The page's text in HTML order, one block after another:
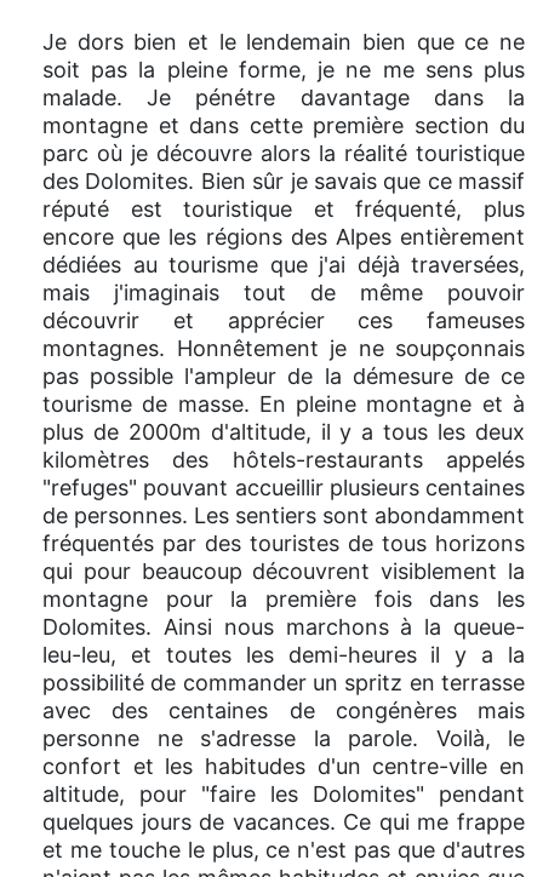
Je dors bien et le lendemain bien que ce ne
soit pas la pleine forme, je ne me sens plus
malade. Je pénétre davantage dans la
montagne et dans cette première section du
parc où je découvre alors la réalité touristique
des Dolomites. Bien sûr je savais que ce massif
réputé est touristique et fréquenté, plus
encore que les régions des Alpes entièrement
dédiées au tourisme que j'ai déjà traversées,
mais j'imaginais tout de même pouvoir
découvrir et apprécier ces fameuses
montagnes. Honnêtement je ne soupçonnais
pas possible l'ampleur de la démesure de ce
tourisme de masse. En pleine montagne et à
plus de 2000m d'altitude, il y a tous les deux
kilomètres des hôtels-restaurants appelés
"refuges" pouvant accueillir plusieurs centaines
de personnes. Les sentiers sont abondamment
fréquentés par des touristes de tous horizons
qui pour beaucoup découvrent visiblement la
montagne pour la première fois dans les
Dolomites. Ainsi nous marchons à la queue-
leu-leu, et toutes les demi-heures il y a la
possibilité de commander un spritz en terrasse
avec des centaines de congénères mais
personne ne s'adresse la parole. Voilà, le
confort et les habitudes d'un centre-ville en
altitude, pour "faire les Dolomites" pendant
quelques jours de vacances. Ce qui me frappe
et me touche le plus, ce n'est pas que d'autres